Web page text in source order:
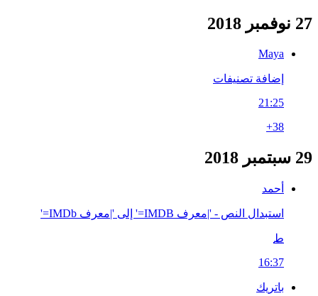
27 نوفمبر 2018
Maya
إضافة تصنيفات
21:25
+38
29 سبتمبر 2018
أحمد
استبدال النص - '|معرف IMDB=' إلى '|معرف IMDb='
ط
16:37
باتريك